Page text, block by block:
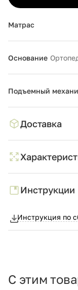
Матрас
Основание
Подъемный
Доставка
Инструкции
Инструкция по
С этим